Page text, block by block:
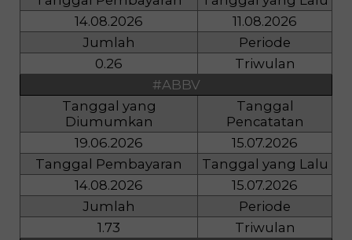
14.08.2026
11.08.2026
Jumlah
Periode
0.26
Triwulan
#ABBV
Tanggal yang
Diumumkan
Tanggal
Pencatatan
19.06.2026
15.07.2026
Tanggal Pembayaran
Tanggal yang Lalu
14.08.2026
15.07.2026
Jumlah
Periode
1.73
Triwulan